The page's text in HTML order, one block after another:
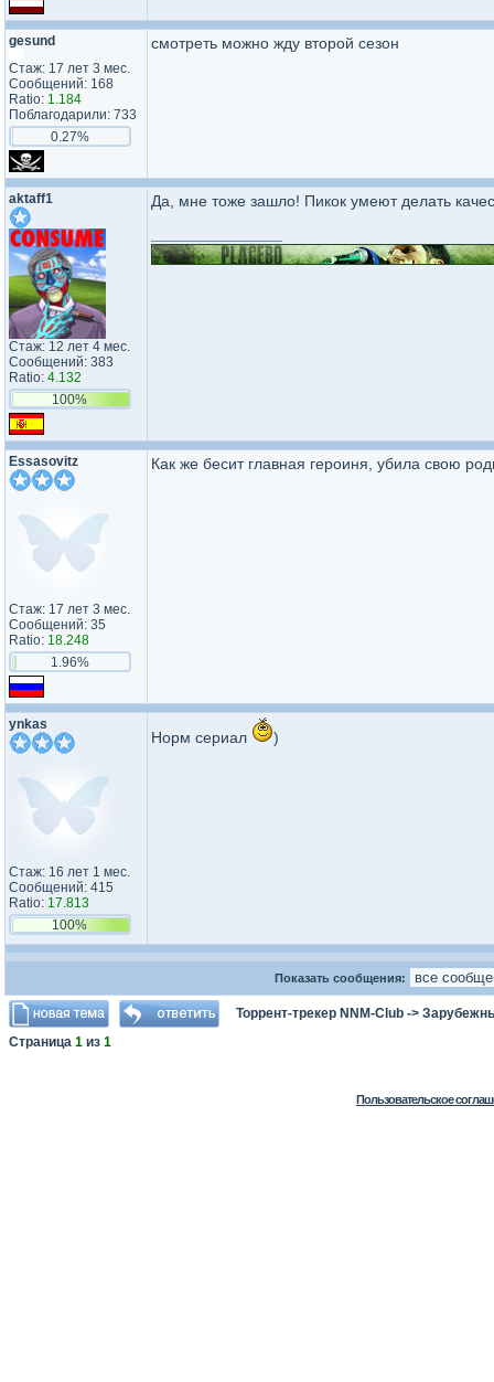
gesund
Стаж: 17 лет 3 мес.
Сообщений: 168
Ratio: 1.184
Поблагодарили: 733
0.27%
смотреть можно жду второй сезон
aktaff1
Стаж: 12 лет 4 мес.
Сообщений: 383
Ratio: 4.132
100%
Да, мне тоже зашло! Пикок умеют делать
Essasovitz
Стаж: 17 лет 3 мес.
Сообщений: 35
Ratio: 18.248
1.96%
Как же бесит главная героиня, убила свою
ynkas
Стаж: 16 лет 1 мес.
Сообщений: 415
Ratio: 17.813
100%
Норм сериал )
Показать сообщения:
Торрент-трекер NNM-Club ->
Страница 1 из 1
Пользовательское